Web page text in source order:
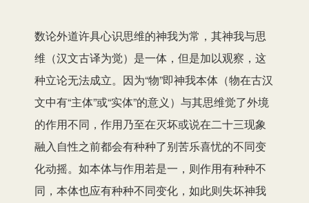
数论外道许具心识思维的神我为常，其神我与思
维（汉文古译为觉）是一体，但是加以观察，这
种立论无法成立。因为“物”即神我本体（物在古汉
文中有“主体”或“实体”的意义）与其思维觉了外境
的作用不同，作用乃至在灭坏或说在二十三现象
融入自性之前都会有种种了别苦乐喜忧的不同变
化动摇。如本体与作用若是一，则作用有种种不
同，本体也应有种种不同变化，如此则失坏神我